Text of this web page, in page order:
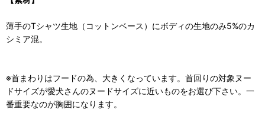
薄手のTシャツ生地（コットンベース）にボディの生地のみ5%のカ
シミア混。
※首まわりはフードの為、大きくなっています。首回りの対象ヌー
ドサイズが愛犬さんのヌードサイズに近いものをお選び下さい。一
番重要なのが胸囲になります。